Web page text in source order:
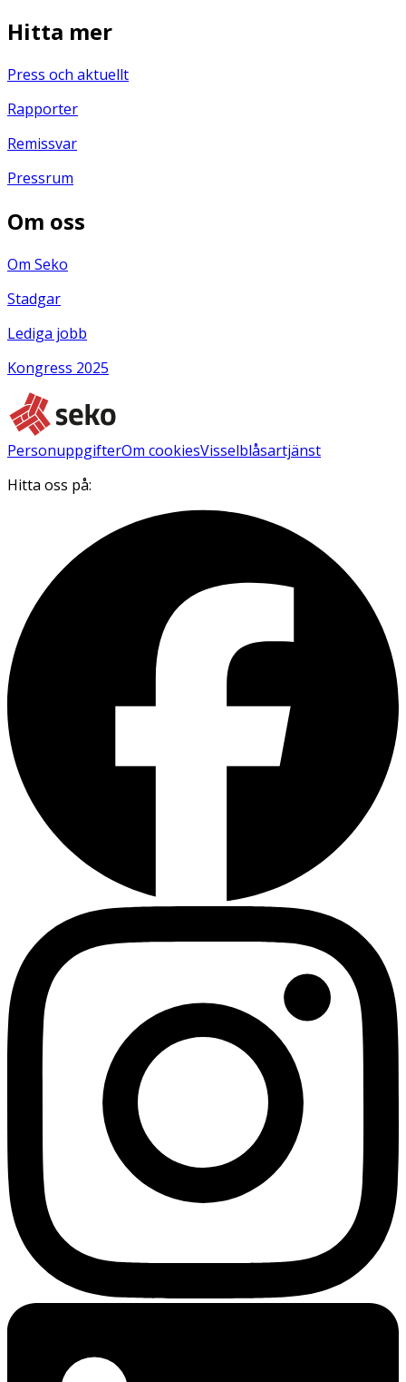
Hitta mer
Press och aktuellt
Rapporter
Remissvar
Pressrum
Om oss
Om Seko
Stadgar
Lediga jobb
Kongress 2025
PersonuppgifterOm cookiesVisselblåsartjänst
Hitta oss på: